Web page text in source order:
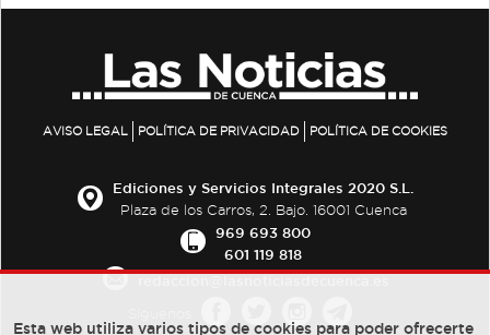
AVISO LEGAL POLÍTICA DE PRIVACIDAD POLÍTICA DE COOKIES
Ediciones y Servicios Integrales 2020 S.L.
Plaza de los Carros, 2. Bajo. 16001 Cuenca
969 693 800
601 119 818
Esta web utiliza varios tipos de cookies para poder ofrecerte